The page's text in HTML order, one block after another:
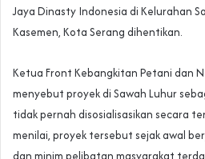
Jaya Dinasty Indonesia di Kelurahan
Kasemen, Kota Serang dihentikan.
Ketua Front Kebangkitan Petani dan
menyebut proyek di Sawah Luhur
tidak pernah disosialisasikan secara
menilai, proyek tersebut sejak awal